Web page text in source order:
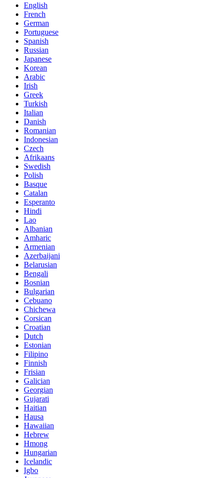
English
French
German
Portuguese
Spanish
Russian
Japanese
Korean
Arabic
Irish
Greek
Turkish
Italian
Danish
Romanian
Indonesian
Czech
Afrikaans
Swedish
Polish
Basque
Catalan
Esperanto
Hindi
Lao
Albanian
Amharic
Armenian
Azerbaijani
Belarusian
Bengali
Bosnian
Bulgarian
Cebuano
Chichewa
Corsican
Croatian
Dutch
Estonian
Filipino
Finnish
Frisian
Galician
Georgian
Gujarati
Haitian
Hausa
Hawaiian
Hebrew
Hmong
Hungarian
Icelandic
Igbo